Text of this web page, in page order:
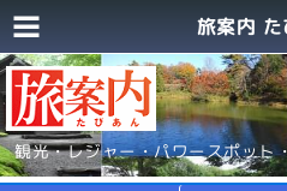
旅案内 た
観光・レジャー・パワースポット